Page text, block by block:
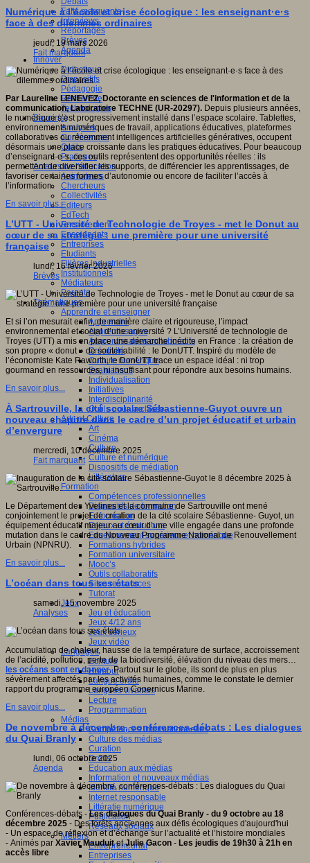
Faits marquants
Interviews
Reportages
Brèves
Agenda
Innover
Didactique
Dispositifs
Pédagogie
Recherche
Technologies
Savoir(s)
Analyses
Conférences
Outils
Pratiques
Acteurs de l'éducation
Animateurs
Chercheurs
Collectivités
Editeurs
EdTech
Encadrement
Enseignants
Entreprises
Etudiants
Filières industrielles
Institutionnels
Médiateurs
Parents
Thématiques
Apprendre et enseigner
Apprendre
Apprentissages
Apprentissages collaboratifs
Créativité
Culture numérique
Evaluations
Individualisation
Initiatives
Interdisciplinarité
Outils pour la classe
Arts et Culture
Art
Cinéma
Culture
Culture et numérique
Dispositifs de médiation
Littérature
Formation
Compétences professionnelles
Dispositifs de formation
E- formation
Enjeux et évolutions
Enseignement supérieur et numérique
Formations hybrides
Formation universitaire
Mooc’s
Outils collaboratifs
Sites ressources
Tutorat
Jeux
Jeu et éducation
Jeux 4/12 ans
Jeux sérieux
Jeux vidéo
Langages
Ecriture
Humour
Langue orale
Langues vivantes
Lecture
Programmation
Médias
Compétences informationnelles
Culture des médias
Curation
Droits
Education aux médias
Information et nouveaux médias
Identité numérique
Internet responsable
Littératie numérique
Publication
Réseaux sociaux
Métiers
Entrepreneuriat
Entreprises
Numérique à l’école et crise écologique : les enseignant·e·s
face à des dilemmes ordinaires
jeudi, 19 mars 2026
Fait marquant
Par Laureline LENEVEZ, Doctorante en sciences de l'information et de la
communication, Laboratoire TECHNE (UR-20297). Depuis plusieurs années,
le numérique s’est progressivement installé dans l’espace scolaire. Tablettes,
environnements numériques de travail, applications éducatives, plateformes
collaboratives ou récemment intelligences artificielles génératives, occupent
désormais une place croissante dans les pratiques éducatives. Pour beaucoup
d’enseignant·e·s, ces outils représentent des opportunités réelles : ils
permettent de diversifier les supports, de différencier les apprentissages, de
favoriser certaines formes d’autonomie ou encore de faciliter l’accès à
l’information.
En savoir plus...
L’UTT - Université de Technologie de Troyes - met le Donut au
cœur de sa stratégie : une première pour une université
française
lundi, 16 février 2026
Brèves
Et si l’on mesurait enfin, de manière claire et rigoureuse, l’impact
environnemental et social d’une université ? L’Université de technologie de
Troyes (UTT) a mis en place une démarche inédite en France : la création de
son propre « donut » de soutenabilité : le DonUTT. Inspiré du modèle de
l’économiste Kate Raworth, le DonUTT trace un espace idéal : ni trop
gourmand en ressources, ni insuffisant pour répondre aux besoins humains.
En savoir plus...
À Sartrouville, la cité scolaire Sébastienne-Guyot ouvre un
nouveau chapitre dans le cadre d’un projet éducatif et urbain
d’envergure
mercredi, 10 décembre 2025
Fait marquant
Le Département des Yvelines et la commune de Sartrouville ont mené
conjointement le projet de création de la cité scolaire Sébastienne- Guyot, un
équipement éducatif majeur au cœur d’une ville engagée dans une profonde
mutation dans le cadre du Nouveau Programme National de Renouvellement
Urbain (NPNRU).
En savoir plus...
L’océan dans tous ses états
samedi, 15 novembre 2025
Analyses
Accumulation de chaleur, hausse de la température de surface, accroissement
de l’acidité, pollution, perte de la biodiversité, élévation du niveau des mers…
les océans sont en danger. Partout sur le globe, ils sont de plus en plus
sévèrement affectés par les activités humaines, comme le constate le dernier
rapport du programme européen Copernicus Marine.
En savoir plus...
De novembre à décembre, conférences-débats : Les dialogues
du Quai Branly
lundi, 06 octobre 2025
Agenda
Conférences-débats -Les dialogues du Quai Branly - du 9 octobre au 18
décembre 2025 - Des forêts anciennes aux défis écologiques d'aujourd'hui
- Un espace de réflexion et d’échange sur l’actualité et l’histoire mondiales
- Animés par Xavier MauduitetJulie Gacon - Les jeudis de 19h30 à 21h en
accès libre